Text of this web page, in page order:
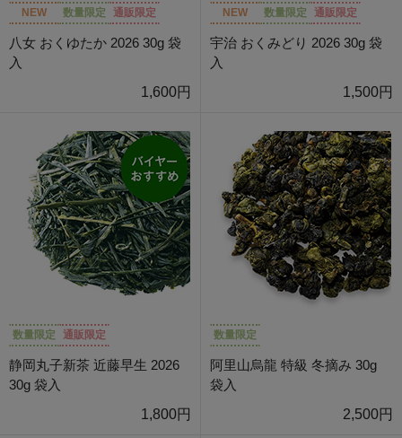
NEW 数量限定 通販限定
八女 おくゆたか 2026 30g 袋
入
1,600円
NEW 数量限定 通販限定
宇治 おくみどり 2026 30g 袋
入
1,500円
数量限定 通販限定
静岡丸子新茶 近藤早生 2026
30g 袋入
1,800円
数量限定
阿里山烏龍 特級 冬摘み 30g
袋入
2,500円